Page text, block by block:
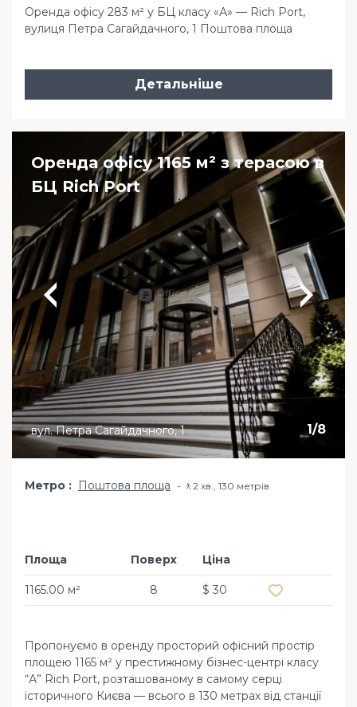
Оренда офісу 283 м² у БЦ класу «А» — Rich Port,
вулиця Петра Сагайдачного, 1 Поштова площа
Детальніше
Оренда офісу 1165 м² з терасою в
БЦ Rich Port
1/8
вул. Петра Сагайдачного, 1
Метро Поштова площа 🚶2 хв​., 130 метрів
Площа
1165.00 м²
Поверх
8
Ціна
$ 30
Пропонуємо в оренду просторий офісний простір
площею 1165 м² у престижному бізнес-центрі класу
“А” Rich Port, розташованому в самому серці
історичного Києва — всього в 130 метрах від станції